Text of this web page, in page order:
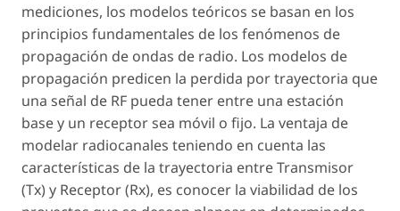
mediciones, los modelos teóricos se basan en los
principios fundamentales de los fenómenos de
propagación de ondas de radio. Los modelos de
propagación predicen la perdida por trayectoria que
una señal de RF pueda tener entre una estación
base y un receptor sea móvil o fijo. La ventaja de
modelar radiocanales teniendo en cuenta las
características de la trayectoria entre Transmisor
(Tx) y Receptor (Rx), es conocer la viabilidad de los